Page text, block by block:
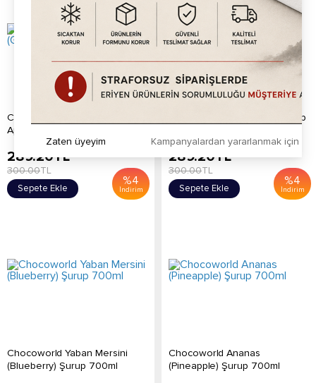
Chocoworld Yeşil Elma (Green
Apple) Şurup 700ml
%4
İndirim
289.20TL
300.00TL
Sepete Ekle
Chocoworld Lime (Lime) Şurup
%4
İndirim
289.20TL
300.00TL
Sepete Ekle
Chocoworld Yaban Mersini
(Blueberry) Şurup 700ml
Chocoworld Ananas
(Pineapple) Şurup 700ml
Kampanyalardan yararlanmak için
Zaten üyeyim